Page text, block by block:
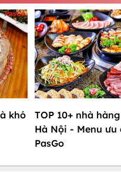
khó
TOP 10+ nhà
Hà Nội - Menu
PasGo